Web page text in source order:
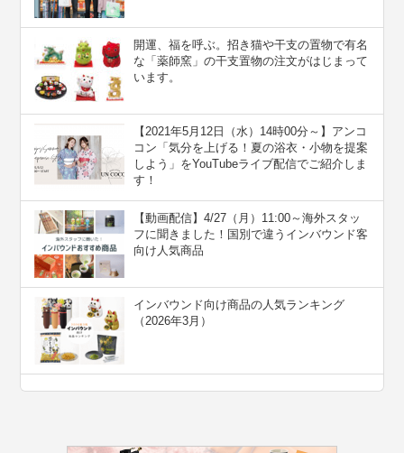
開運、福を呼ぶ。招き猫や干支の置物で有名
な「薬師窯」の干支置物の注文がはじまって
います。
【2021年5月12日（水）14時00分～】アンコ
コン「気分を上げる！夏の浴衣・小物を提案
しよう」をYouTubeライブ配信でご紹介しま
す！
【動画配信】4/27（月）11:00～海外スタッ
フに聞きました！国別で違うインバウンド客
向け人気商品
インバウンド向け商品の人気ランキング
（2026年3月）